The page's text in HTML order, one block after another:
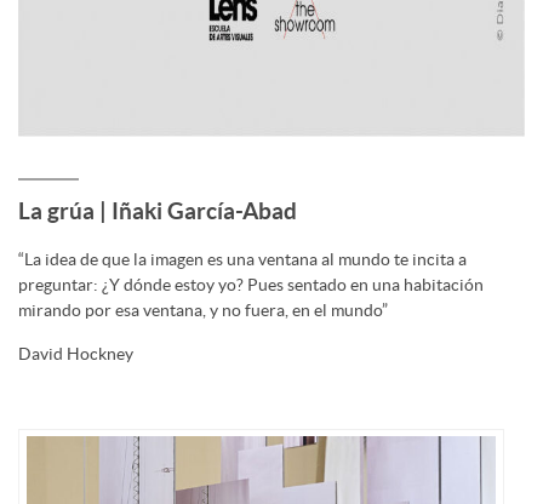
La grúa | Iñaki García-Abad
“La idea de que la imagen es una ventana al mundo te incita a
preguntar: ¿Y dónde estoy yo? Pues sentado en una habitación
mirando por esa ventana, y no fuera, en el mundo”
David Hockney